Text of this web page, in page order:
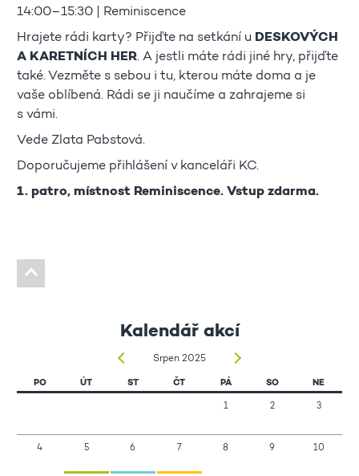
14:00–15:30 | Reminiscence
Hrajete rádi karty? Přijďte na setkání u DESKOVÝCH
A KARETNÍCH HER. A jestli máte rádi jiné hry, přijďte
také. Vezměte s sebou i tu, kterou máte doma a je
vaše oblíbená. Rádi se ji naučíme a zahrajeme si
s vámi.
Vede Zlata Pabstová.
Doporučujeme přihlášení v kanceláři KC.
1. patro, místnost Reminiscence. Vstup zdarma.
Kalendář akcí
Srpen 2025
PO ÚT ST ČT PÁ SO NE
1 2 3
4 5 6 7 8 9 10